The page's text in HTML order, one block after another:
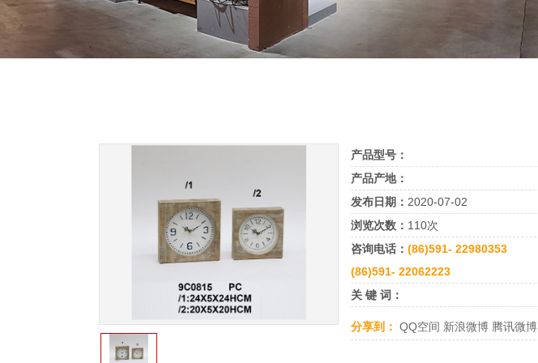
产品型号：
产品产地：
发布日期： 2020-07-02
浏览次数： 110次
咨询电话： (86)591- 22980353
(86)591- 22062223
关 键 词：
分享到： QQ空间 新浪微博 腾讯微博